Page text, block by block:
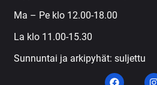
Ma – Pe klo 12.00-18.00
La klo 11.00-15.30
Sunnuntai ja arkipyhät: suljettu